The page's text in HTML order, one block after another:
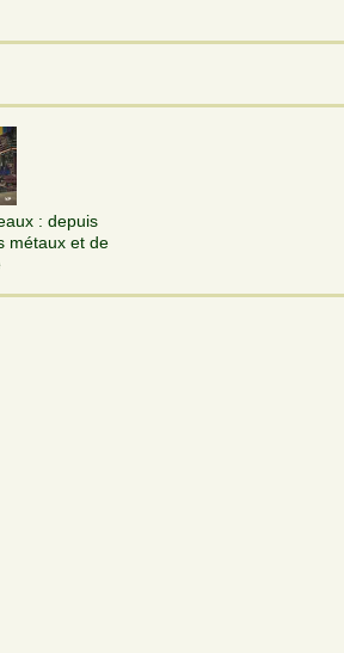
: depuis
métaux et de